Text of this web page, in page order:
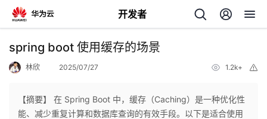
开发者
返
spring boot 使用缓存的场景
林欣 2025/07/27 1.2k+
【摘要】 在 Spring Boot 中，缓存（Caching）是一种优化性
能、减少重复计算和数据库查询的有效手段。以下是适合使用